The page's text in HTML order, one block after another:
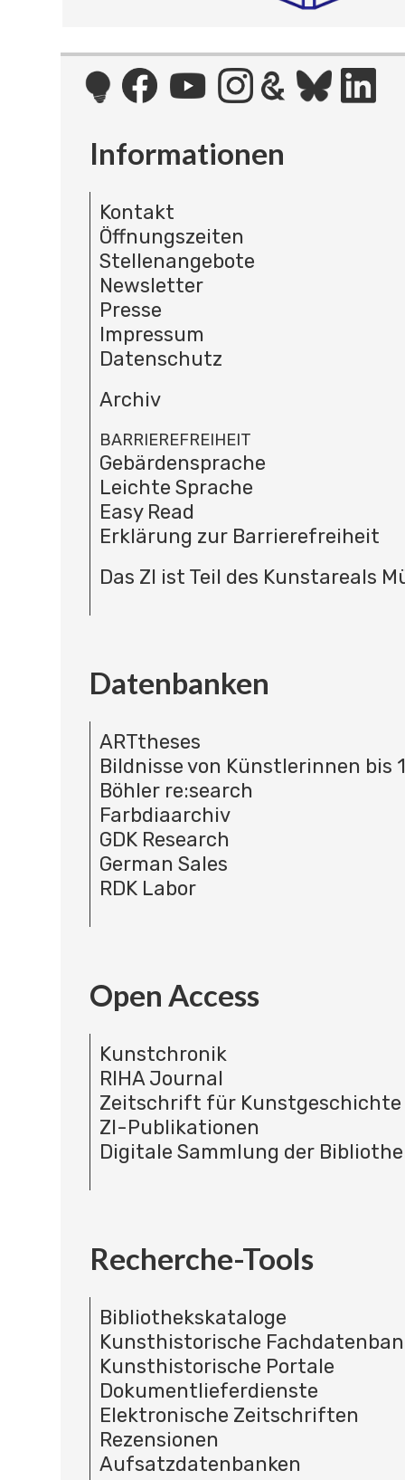
Informationen
Kontakt
Öffnungszeiten
Stellenangebote
Newsletter
Presse
Impressum
Datenschutz
Archiv
BARRIEREFREIHEIT
Gebärdensprache
Leichte Sprache
Easy Read
Erklärung zur Barrierefreiheit
Das ZI ist Teil des Kunstareals
Datenbanken
ARTtheses
Bildnisse von Künstlerinnen bis
Böhler re:search
Farbdiaarchiv
GDK Research
German Sales
RDK Labor
Open Access
Kunstchronik
RIHA Journal
Zeitschrift für Kunstgeschichte
ZI-Publikationen
Digitale Sammlung der
Recherche-Tools
Bibliothekskataloge
Kunsthistorische
Kunsthistorische Portale
Dokumentlieferdienste
Elektronische Zeitschriften
Rezensionen
Aufsatzdatenbanken